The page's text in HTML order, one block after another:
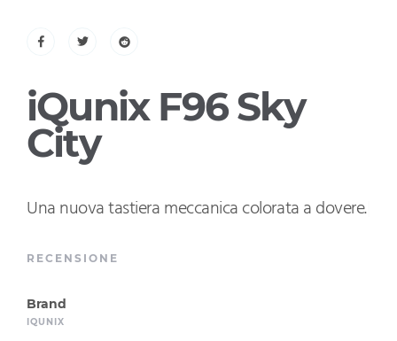
iQunix F96 Sky
City
Una nuova tastiera meccanicacolorata a dovere.|
RECENSIONE
Brand
IQUNIX